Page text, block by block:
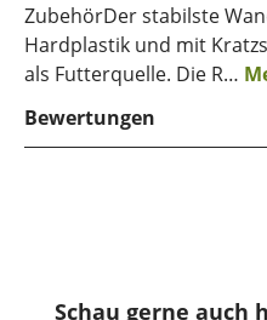
ZubehörDer stabilste
Hardplastik und mit
als Futterquelle. Die R…
Bewertungen
Produktgalerie
Schau gerne auch